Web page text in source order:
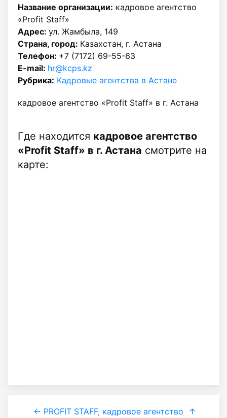
Название организации: кадровое агентство
«Profit Staff»
Адрес: ул. Жамбыла, 149
Страна, город: Казахстан, г. Астана
Телефон: +7 (7172) 69-55-63
E-mail: hr@kcps.kz
Рубрика: Кадровые агентства в Астане
кадровое агентство «Profit Staff» в г. Астана
Где находится кадровое агентство
«Profit Staff» в г. Астана смотрите на
карте:
← PROFIT STAFF, кадровое агентство
↑